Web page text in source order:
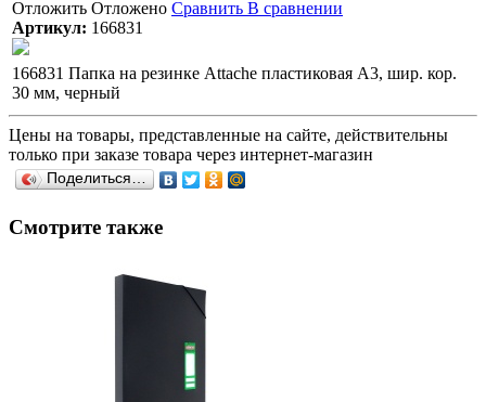
Отложить Отложено Сравнить В сравнении
Артикул: 166831
166831 Папка на резинке Attache пластиковая А3, шир. кор.
30 мм, черный
Цены на товары, представленные на сайте, действительны
только при заказе товара через интернет-магазин
Поделиться…
Смотрите также